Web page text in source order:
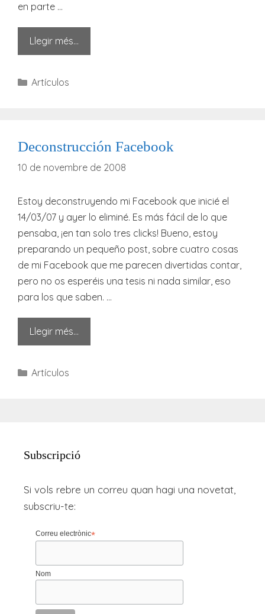
en parte …
Llegir més…
Categories
Artículos
Deconstrucción Facebook
10 de novembre de 2008
Estoy deconstruyendo mi Facebook que inicié el
14/03/07 y ayer lo eliminé. Es más fácil de lo que
pensaba, ¡en tan solo tres clicks! Bueno, estoy
preparando un pequeño post, sobre cuatro cosas
de mi Facebook que me parecen divertidas contar,
pero no os esperéis una tesis ni nada similar, eso
para los que saben. …
Llegir més…
Categories
Artículos
Subscripció
Si vols rebre un correu quan hagi una novetat,
subscriu-te:
Correu electrònic*
Nom